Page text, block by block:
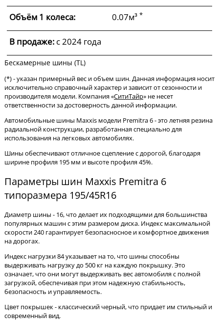
Объём 1 колеса: 0.07м³ *
В продаже: c 2024 года
Бескамерные шины (TL)
(*) - указан примерный вес и объем шин. Данная информация носит
исключительно справочный характер и зависит от сезонности и
производителя модели. Компания «СитиТайр» не несет
ответственности за достоверность данной информации.
Автомобильные шины Maxxis модели Premitra 6 - это летняя резина
радиальной конструкции, разработанная специально для
использования на легковых автомобилях.
Шины обеспечивают отличное сцепление с дорогой, благодаря
ширине профиля 195 мм и высоте профиля 45%.
Параметры шин Maxxis Premitra 6
типоразмера 195/45R16
Диаметр шины - 16, что делает их подходящими для большинства
популярных машин с этим размером диска. Индекс максимальной
скорости 240 гарантирует безопасносное и комфортное движения
на дорогах.
Индекс нагрузки 84 указывает на то, что шины способны
выдерживать нагрузку до 500 кг на каждую покрышку. Это
означает, что они могут выдерживать вес автомобиля с полной
загрузкой, обеспечивая при этом надежную стабильность,
безопасность и управляемость.
Цвет покрышек - классический черный, что придает им стильный и
современный вид.